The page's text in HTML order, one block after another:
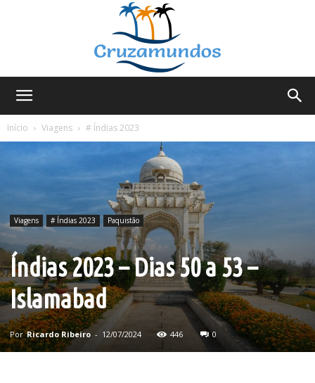
Início
Viagens # Índias 2023
Viagens # Índias 2023 Paquistão
Índias 2023 – Dias 50 a 53 –
Islamabad
Por Ricardo Ribeiro - 12/07/2024 446 0